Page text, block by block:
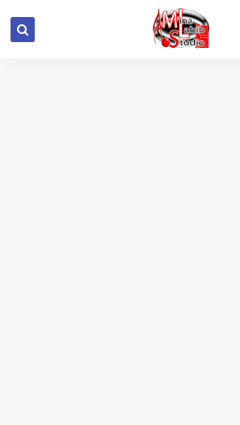
google.com, pub-